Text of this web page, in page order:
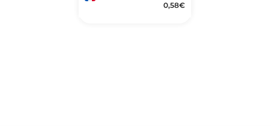
0,58€